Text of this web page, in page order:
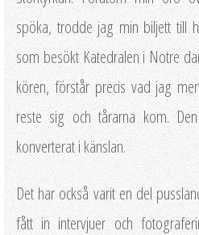
spöka, trodde jag min biljett till
som besökt Katedralen i Notre
kören, förstår precis vad jag
reste sig och tårarna kom.
konverterat i känslan.
Det har också varit en del
fått in intervjuer och